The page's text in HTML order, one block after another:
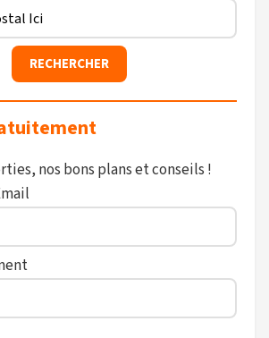
nos bons plans et conseils !